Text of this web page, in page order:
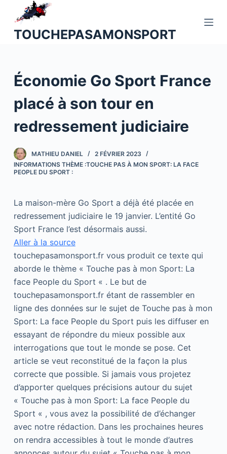
u
o
e
TOUCHEPASAMONSPORT
Économie Go Sport France
placé à son tour en
redressement judiciaire
MATHIEU DANIEL
2 FÉVRIER 2023
INFORMATIONS THÈME :TOUCHE PAS À MON SPORT: LA FACE
PEOPLE DU SPORT :
La maison-mère Go Sport a déjà été placée en
redressement judiciaire le 19 janvier. L’entité Go
Sport France l’est désormais aussi.
Aller à la source
touchepasamonsport.fr vous produit ce texte qui
aborde le thème « Touche pas à mon Sport: La
face People du Sport « . Le but de
touchepasamonsport.fr étant de rassembler en
ligne des données sur le sujet de Touche pas à mon
Sport: La face People du Sport puis les diffuser en
essayant de répondre du mieux possible aux
interrogations que tout le monde se pose. Cet
article se veut reconstitué de la façon la plus
correcte que possible. Si jamais vous projetez
d’apporter quelques précisions autour du sujet
« Touche pas à mon Sport: La face People du
Sport « , vous avez la possibilité de d’échanger
avec notre rédaction. Dans les prochaines heures
on rendra accessibles à tout le monde d’autres